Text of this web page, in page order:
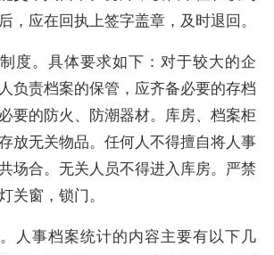
，应在回执上签字盖章，及时退回。
度。具体要求如下：对于较大的企
负责档案的保管，应齐备必要的存档
要的防火、防潮器材。库房、档案柜
放无关物品。任何人不得擅自将人事
场合。无关人员不得进入库房。严禁
关窗，锁门。
人事档案统计的内容主要有以下几